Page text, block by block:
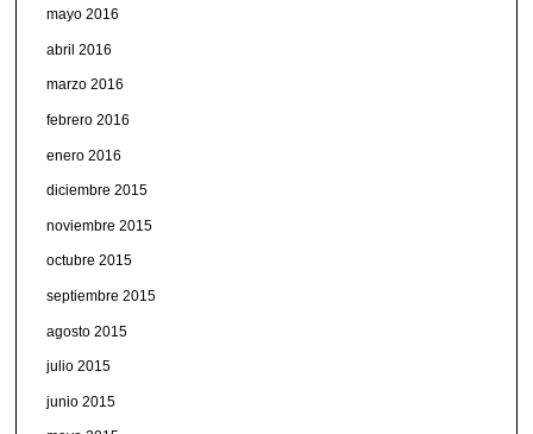
mayo 2016
abril 2016
marzo 2016
febrero 2016
enero 2016
diciembre 2015
noviembre 2015
octubre 2015
septiembre 2015
agosto 2015
julio 2015
junio 2015